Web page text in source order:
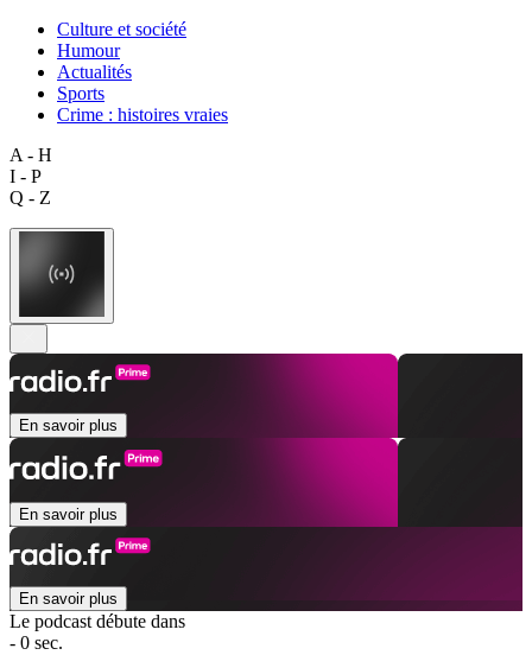
Culture et société
Humour
Actualités
Sports
Crime : histoires vraies
A - H
I - P
Q - Z
En savoir plus
En savoir plus
En savoir plus
Le podcast débute dans
- 0 sec.